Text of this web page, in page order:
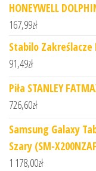
HONEYWELL
167,99zł
Stabilo
91,49zł
Piła STANLEY
726,60zł
Samsung Galaxy
Szary (SM-
1 178,00zł